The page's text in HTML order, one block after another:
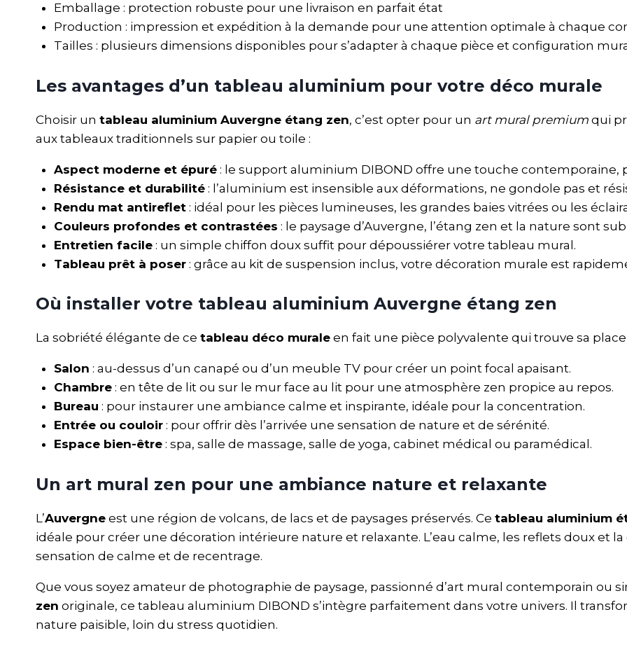
Emballage : protection robuste pour une livraison en parfait état
Production : impression et expédition à la demande pour une attention optimale à chaque
Tailles : plusieurs dimensions disponibles pour s’adapter à chaque pièce et configuration
Les avantages d’un tableau aluminium pour votre déco murale
Choisir un tableau aluminium Auvergne étang zen, c’est opter pour un art mural premium qui
aux tableaux traditionnels sur papier ou toile :
Aspect moderne et épuré: le support aluminium DIBOND offre une touche contemporaine,
Résistance et durabilité: l’aluminium est insensible aux déformations, ne gondole pas et
Rendu mat antireflet: idéal pour les pièces lumineuses, les grandes baies vitrées ou les
Couleurs profondes et contrastées : le paysage d’Auvergne, l’étang zen et la nature sont
Entretien facile: un simple chiffon doux suffit pour dépoussiérer votre tableau mural.
Tableau prêt à poser: grâce au kit de suspension inclus, votre décoration murale est
Où installer votre tableau aluminium Auvergne étang zen
La sobriété élégante de ce tableau déco murale en fait une pièce polyvalente qui trouve sa
Salon : au-dessus d’un canapé ou d’un meuble TV pour créer un point focal apaisant.
Chambre: en tête de lit ou sur le mur face au lit pour une atmosphère zen propice au repos.
Bureau : pour instaurer une ambiance calme et inspirante, idéale pour la concentration.
Entrée ou couloir: pour offrir dès l’arrivée une sensation de nature et de sérénité.
Espace bien-être: spa, salle de massage, salle de yoga, cabinet médical ou paramédical.
Un art mural zen pour une ambiance nature et relaxante
L’Auvergne est une région de volcans, de lacs et de paysages préservés. Ce tableau aluminium
idéale pour créer une décoration intérieure nature et relaxante. L’eau calme, les reflets doux et
sensation de calme et de recentrage.
Que vous soyez amateur de photographie de paysage, passionné d’art mural contemporain ou
zen originale, ce tableau aluminium DIBOND s’intègre parfaitement dans votre univers. Il
nature paisible, loin du stress quotidien.